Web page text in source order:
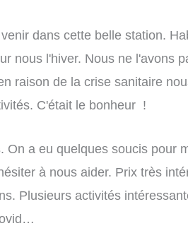
dans cette belle station.
nous l'hiver. Nous ne l'avons
raison de la crise sanitaire
C'était le bonheur !
On a eu quelques soucis pour
à nous aider. Prix très
Plusieurs activités